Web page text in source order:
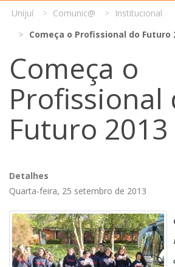
Unijuí Comunic@
Institucional
Começa o Profissional do Futuro
Começa o
Profissional
Futuro 2013
Detalhes
Quarta-feira, 25 setembro de 2013